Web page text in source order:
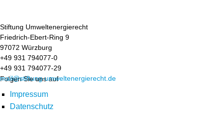
Stiftung Umweltenergierecht
Friedrich-Ebert-Ring 9
97072 Würzburg
+49 931 794077-0
+49 931 794077-29
mail@stiftung-umweltenergierecht.de
Folgen Sie uns auf
Impressum
Datenschutz